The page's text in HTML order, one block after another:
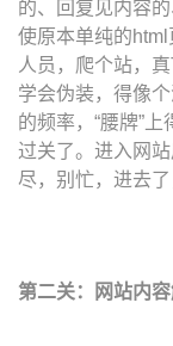
的、回复见内容
使原本单纯的
人员，爬个站，
学会伪装，得像
的频率，“腰牌”
过关了。进入网
尽，别忙，进去
第二关：网站内